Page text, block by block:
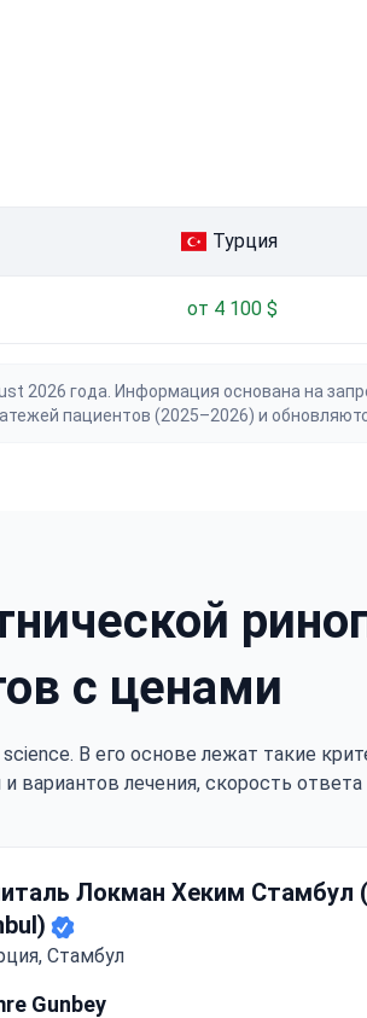
Турция
от 4 100 $
2026 года. Информация основана на
пациентов (2025–2026) и
с ценами
В его основе лежат такие
лечения, скорость
Локман Хеким Стамбул
Стамбул
Gunbey